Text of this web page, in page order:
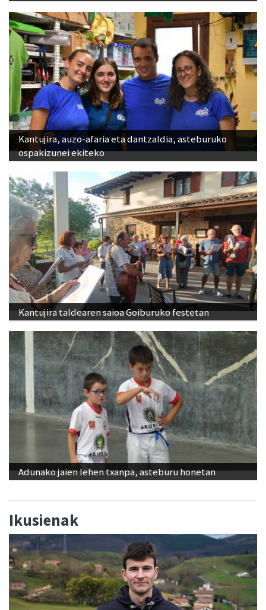
Kantujira, auzo-afaria eta dantzaldia, asteburuko
ospakizunei ekiteko
Kantujira taldearen saioa Goiburuko festetan
Adunako jaien lehen txanpa, asteburu honetan
Ikusienak